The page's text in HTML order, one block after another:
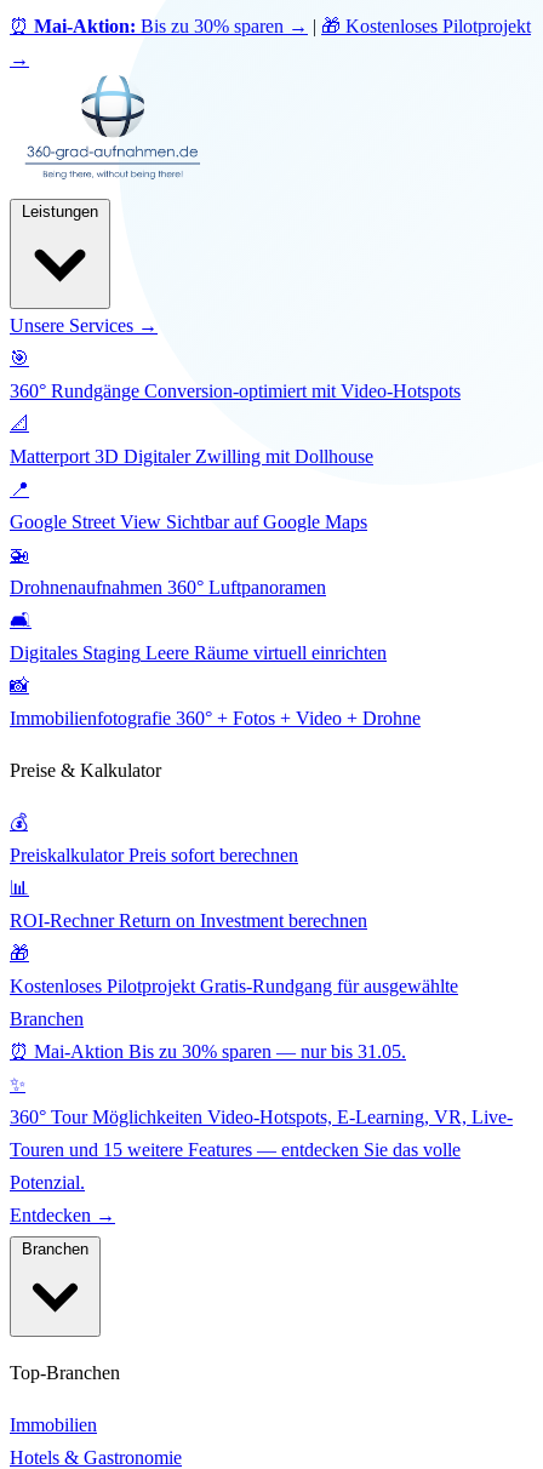
⏰ Mai-Aktion: Bis zu 30% sparen → | 🎁 Kostenloses Pilotprojekt
→
Unsere Services →
🎯
360° Rundgänge Conversion-optimiert mit Video-Hotspots
📐
Matterport 3D Digitaler Zwilling mit Dollhouse
📍
Google Street View Sichtbar auf Google Maps
🚁
Drohnenaufnahmen 360° Luftpanoramen
🛋️
Digitales Staging Leere Räume virtuell einrichten
📸
Immobilienfotografie 360° + Fotos + Video + Drohne
Preise & Kalkulator
💰
Preiskalkulator Preis sofort berechnen
📊
ROI-Rechner Return on Investment berechnen
🎁
Kostenloses Pilotprojekt Gratis-Rundgang für ausgewählte
Branchen
⏰ Mai-Aktion Bis zu 30% sparen — nur bis 31.05.
✨
360° Tour Möglichkeiten Video-Hotspots, E-Learning, VR, Live-
Touren und 15 weitere Features — entdecken Sie das volle
Potenzial.
Entdecken →
Top-Branchen
Immobilien
Hotels & Gastronomie